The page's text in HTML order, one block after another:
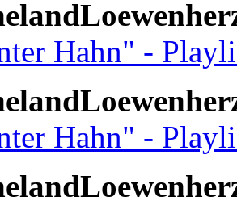
Hahn" -
Hahn" -